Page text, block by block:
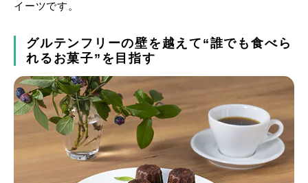
イーツです。
グルテンフリーの壁を越えて“誰でも食べら
れるお菓子”を目指す